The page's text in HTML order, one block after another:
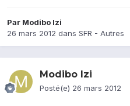
Par Modibo Izi
26 mars 2012 dans SFR - Autres
Modibo Izi
Posté(e) 26 mars 2012